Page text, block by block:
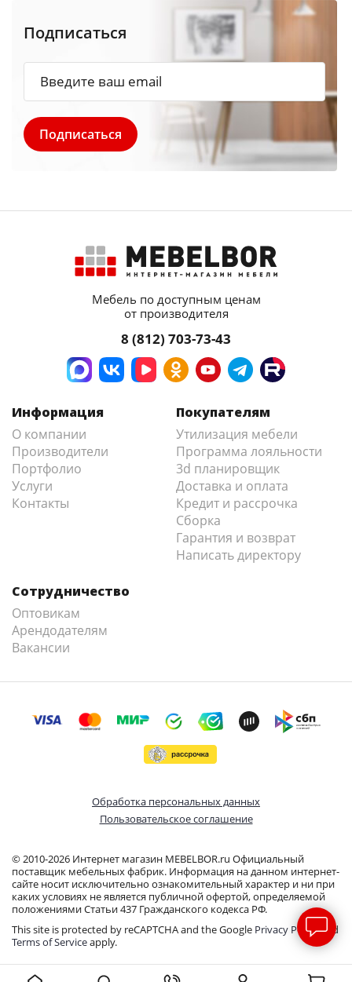
Подписаться
Мебель по доступным ценам
от производителя
8 (812) 703-73-43
Информация
О компании
Производители
Портфолио
Услуги
Контакты
Покупателям
Утилизация мебели
Программа лояльности
3d планировщик
Доставка и оплата
Кредит и рассрочка
Сборка
Гарантия и возврат
Написать директору
Сотрудничество
Оптовикам
Арендодателям
Вакансии
© 2010-2026 Интернет магазин MEBELBOR.ru Официальный
поставщик мебельных фабрик. Информация на данном интернет-
сайте носит исключительно ознакомительный характер и ни при
каких условиях не является публичной офертой, определяемой
положениями Статьи 437 Гражданского кодекса РФ.
This site is protected by reCAPTCHA and the Google Privacy Policyand
Terms of Serviceapply.
Обработка персональных данных
Пользовательское соглашение